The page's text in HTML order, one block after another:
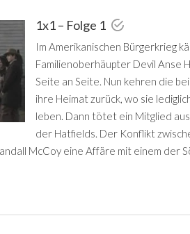
1x1 – Folge 1
Im Amerikanischen Bürgerkrieg
Familienoberhäupter Devil Anse
Seite an Seite. Nun kehren die
ihre Heimat zurück, wo sie
leben. Dann tötet ein Mitglied
der Hatfields. Der Konflikt
McCoy eine Affäre mit einem der